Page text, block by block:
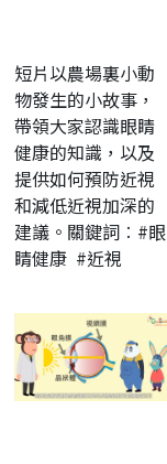
短片以農場裏小動
物發生的小故事，
帶領大家認識眼睛
健康的知識，以及
提供如何預防近視
和減低近視加深的
建議。關鍵詞︰#眼
睛健康 #近視